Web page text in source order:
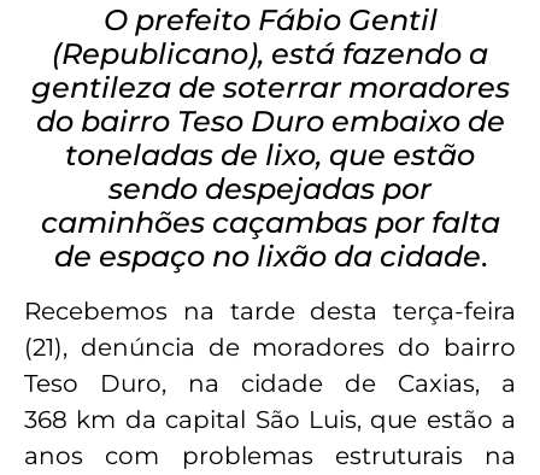
O prefeito Fábio Gentil
(Republicano), está fazendo a
gentileza de soterrar moradores
do bairro Teso Duro embaixo de
toneladas de lixo, que estão
sendo despejadas por
caminhões caçambas por falta
de espaço no lixão da cidade.
Recebemos na tarde desta terça-feira
(21), denúncia de moradores do bairro
Teso Duro, na cidade de Caxias, a
368 km da capital São Luis, que estão a
anos com problemas estruturais na